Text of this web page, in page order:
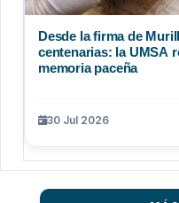
Desde la firma de
centenarias: la UMSA
memoria paceña
30 Jul 2026